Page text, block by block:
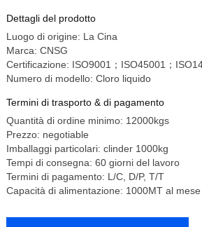
Dettagli del prodotto
Luogo di origine: La Cina
Marca: CNSG
Certificazione: ISO9001；ISO45001；
Numero di modello: Cloro liquido
Termini di trasporto & di pagamento
Quantità di ordine minimo: 12000kgs
Prezzo: negotiable
Imballaggi particolari: clinder 1000kg
Tempi di consegna: 60 giorni del lavoro
Termini di pagamento: L/C, D/P, T/T
Capacità di alimentazione: 1000MT al mese